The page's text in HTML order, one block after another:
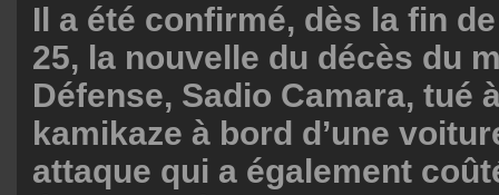
Il a été confirmé, dès la fin
25, la nouvelle du décès du
Défense, Sadio Camara, tué
kamikaze à bord d’une
attaque qui a également